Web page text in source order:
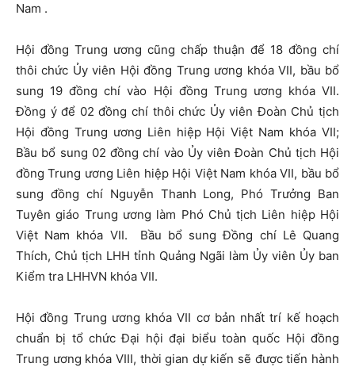
Nam .
Hội đồng Trung ương cũng chấp thuận để 18 đồng chí
thôi chức Ủy viên Hội đồng Trung ương khóa VII, bầu bổ
sung 19 đồng chí vào Hội đồng Trung ương khóa VII.
Đồng ý để 02 đồng chí thôi chức Ủy viên Đoàn Chủ tịch
Hội đồng Trung ương Liên hiệp Hội Việt Nam khóa VII;
Bầu bổ sung 02 đồng chí vào Ủy viên Đoàn Chủ tịch Hội
đồng Trung ương Liên hiệp Hội Việt Nam khóa VII, bầu bổ
sung đồng chí Nguyễn Thanh Long, Phó Trưởng Ban
Tuyên giáo Trung ương làm Phó Chủ tịch Liên hiệp Hội
Việt Nam khóa VII. Bầu bổ sung Đồng chí Lê Quang
Thích, Chủ tịch LHH tỉnh Quảng Ngãi làm Ủy viên Ủy ban
Kiểm tra LHHVN khóa VII.
Hội đồng Trung ương khóa VII cơ bản nhất trí kế hoạch
chuẩn bị tổ chức Đại hội đại biểu toàn quốc Hội đồng
Trung ương khóa VIII, thời gian dự kiến sẽ được tiến hành